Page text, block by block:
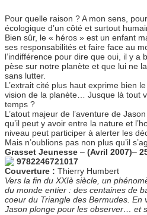
Pour quelle raison ? A mon sens,
écologique d’un côté et surtout
Bien sûr, le « héros » est un enfant
ses responsabilités et faire face au
l’indifférence pour dire que oui, il y a
pèse sur notre planète et que lui ne
sans lutter.
L’extrait cité plus haut exprime bien
vision de la planète… Jusque là tout
temps ?
L’atout majeur de l’aventure de
qu’il peut y avoir entre la nature et
niveau peut participer à alerter les
Mais n’oublions pas non plus qu’il
Grasset Jeunesse – (Avril 2007)–
9782246721017
Couverture : Thierry Humbert
Vers la fin du XXIè siècle, un
du monde entier : des centaines de
coeur du Triangle des Bermudes. En
Jason plonge pour les observer… et